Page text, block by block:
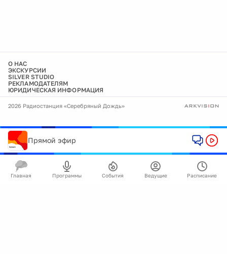
О НАС
ЭКСКУРСИИ
SILVER STUDIO
РЕКЛАМОДАТЕЛЯМ
ЮРИДИЧЕСКАЯ ИНФОРМАЦИЯ
2026 Радиостанция «Серебряный Дождь»
Прямой эфир
Главная Программы События Ведущие Расписание